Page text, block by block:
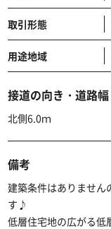
取引形態
用途地域
接道の向き・道路
北側6.0ｍ
備考
建築条件はありません
す♪
低層住宅地の広がる低